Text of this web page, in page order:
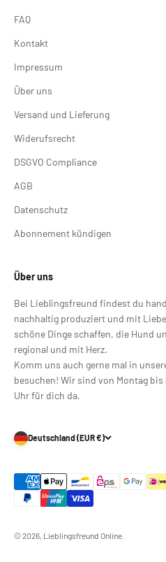
FAQ
Kontakt
Impressum
Über uns
Versand und Lieferung
Widerufsrecht
DSGVO Compliance
AGB
Datenschutz
Abonnement kündigen
Über uns
Bei Lieblingsfreund findest du
nachhaltig produziert und mit
schöne Dinge schaffen, die Hund
regional und mit Herz.
Komm uns auch gerne mal in
besuchen! Wir sind von Montag
Uhr für dich da.
Deutschland (EUR €)
© 2026, Lieblingsfreund Online.